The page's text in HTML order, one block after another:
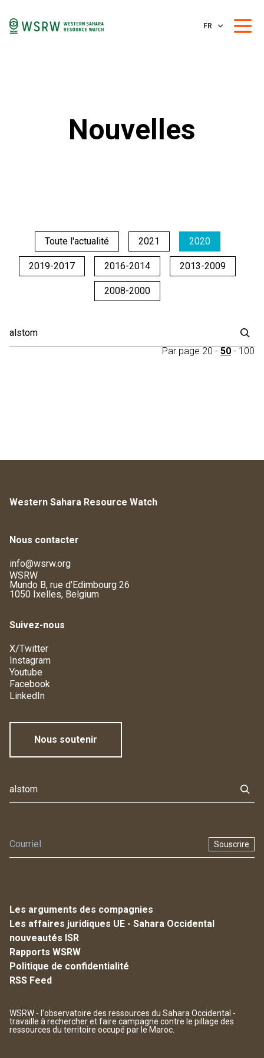
FR
Nouvelles
Toute l'actualité 2021 2020
2019-2017 2016-2014 2013-2009
2008-2000
Par page 20 - 50 - 100
Western Sahara Resource Watch
Nous contacter
info@wsrw.org
WSRW
Mundo B, rue d'Edimbourg 26
1050 Ixelles, Belgium
Suivez-nous
X/Twitter
Instagram
Youtube
Facebook
LinkedIn
Nous soutenir
Souscrire
Les arguments des compagnies
Les affaires juridiques UE - Sahara Occidental
nouveautés ISR
Rapports WSRW
Politique de confidentialité
RSS Feed
WSRW - l'observatoire des ressources du Sahara Occidental -
travaille à rechercher et faire campagne contre le pillage des
ressources du territoire occupé par le Maroc.